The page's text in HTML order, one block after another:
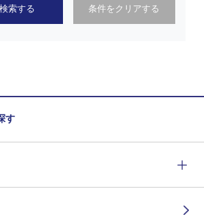
索する 条件をクリアする
す